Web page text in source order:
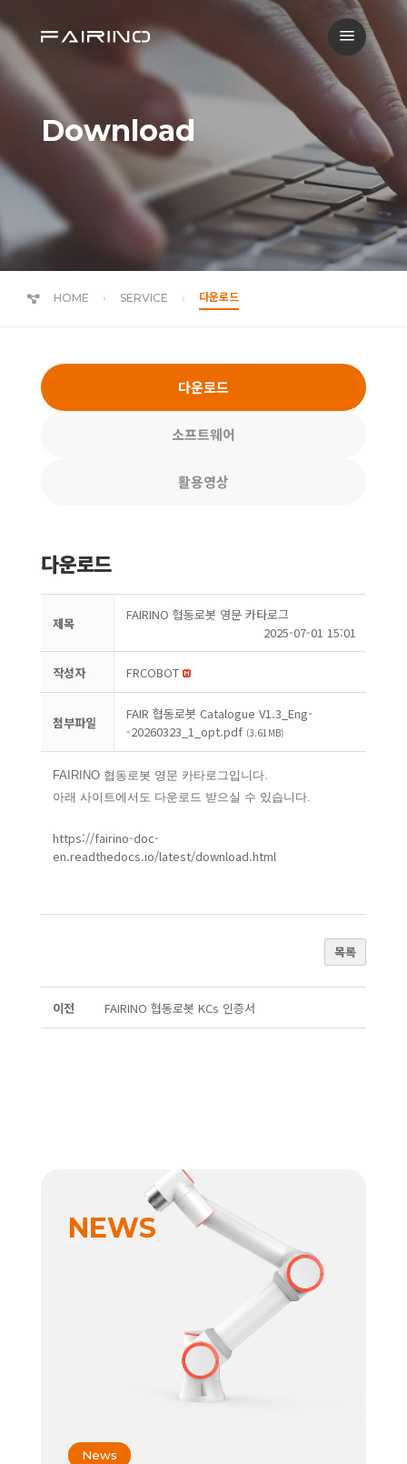
a
Download
HOME SERVICE 다운로드
다운로드
소프트웨어
활용영상
다운로드
제목
FAIRINO 협동로봇 영문 카타로그
2025-07-01 15:01
작성자 FRCOBOT
첨부파일
FAIR 협동로봇 Catalogue V1.3_Eng-
-20260323_1_opt.pdf (3.61MB)
FAIRINO 협동로봇 영문 카타로그입니다.
아래 사이트에서도 다운로드 받으실 수 있습니다.
https://fairino-doc-
en.readthedocs.io/latest/download.html
목록
이전 FAIRINO 협동로봇 KCs 인증서
NEWS
News